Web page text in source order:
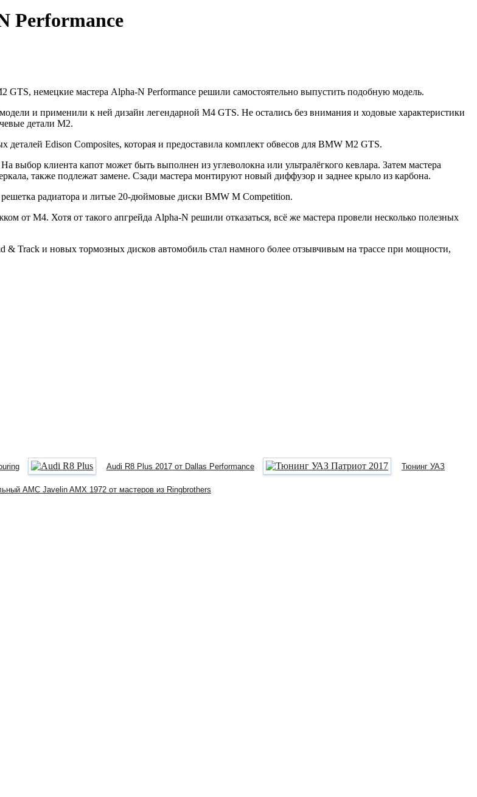
Performance
немецкие мастера Alpha-N Performance решили самостоятельно выпустить подобную модель.
и применили к ней дизайн легендарной M4 GTS. Не остались без внимания и ходовые характеристики
детали M2.
Edison Composites, которая и предоставила комплект обвесов для BMW M2 GTS.
клиента капот может быть выполнен из углеволокна или ультралёгкого кевлара. Затем мастера
также подлежат замене. Сзади мастера монтируют новый диффузор и заднее крыло из карбона.
радиатора и литые 20-дюймовые диски BMW M Competition.
от M4. Хотя от такого апгрейда Alpha-N решили отказаться, всё же мастера провели несколько полезных
& Track и новых тормозных дисков автомобиль стал намного более отзывчивым на трассе при мощности,
Audi R8 Plus 2017 от Dallas Performance Тюнинг УАЗ
AMC Javelin AMX 1972 от мастеров из Ringbrothers